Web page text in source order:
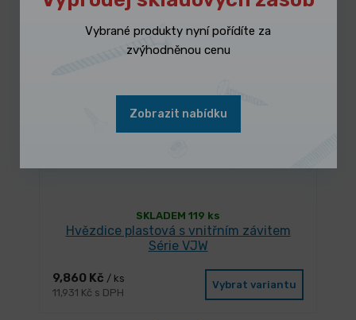
PLAST
SKLADEM 119 ks
Hvězdice plastová s vnitřním závitem
Série VJW
9,860 Kč / ks
11,931 Kč s DPH
Vybrat variantu
Vybrané produkty nyní pořídíte za
zvýhodněnou cenu
Zobrazit nabídku